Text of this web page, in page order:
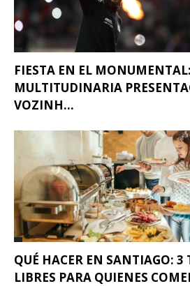
FIESTA EN EL
MULTITUDINARIA
VOZINH...
QUÉ HACER EN SANTIAGO: 3
LIBRES PARA QUIENES